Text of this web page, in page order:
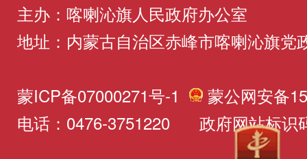
主办：喀喇沁旗人民政府办公室
地址：内蒙古自治区赤峰市喀喇沁旗
蒙ICP备07000271号-1
蒙公网安备
电话：0476-3751220 政府网站标识